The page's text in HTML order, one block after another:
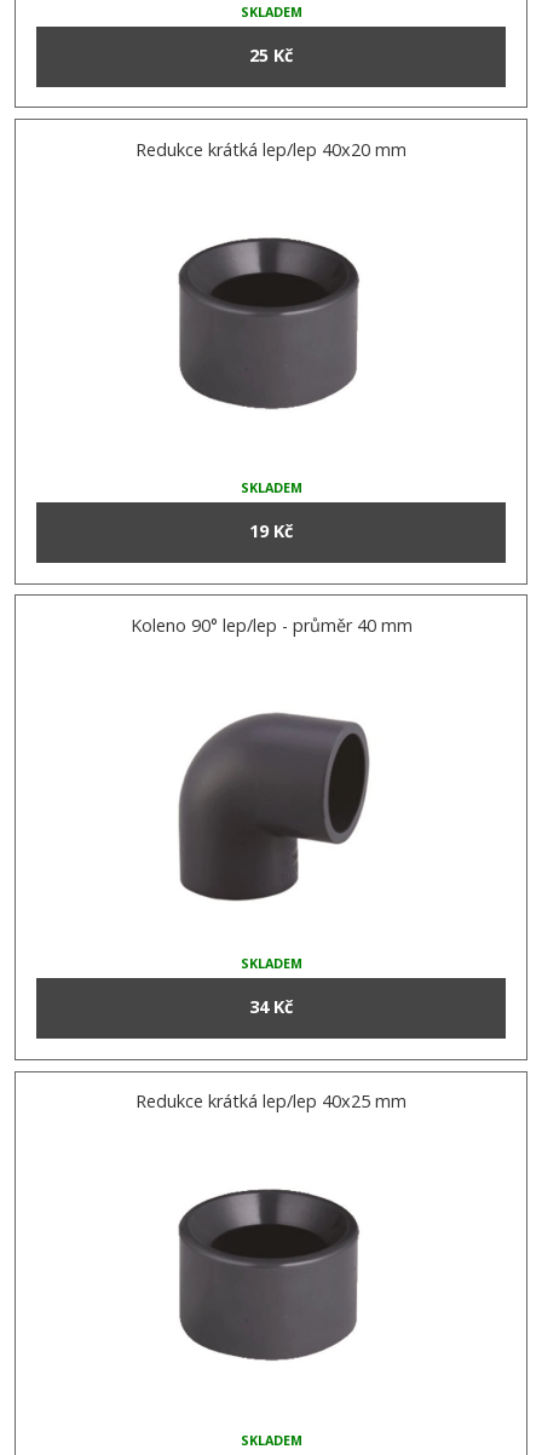
SKLADEM
25 Kč
Redukce krátká lep/lep 40x20 mm
SKLADEM
19 Kč
Koleno 90° lep/lep - průměr 40 mm
SKLADEM
34 Kč
Redukce krátká lep/lep 40x25 mm
SKLADEM